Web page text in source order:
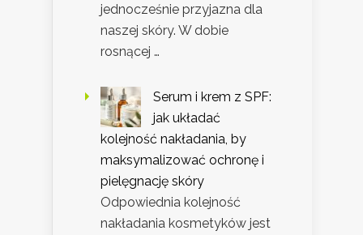
jednocześnie przyjazna dla
naszej skóry. W dobie
rosnącej …
Serum i krem z SPF:
jak układać
kolejność nakładania, by
maksymalizować ochronę i
pielęgnację skóry
Odpowiednia kolejność
nakładania kosmetyków jest